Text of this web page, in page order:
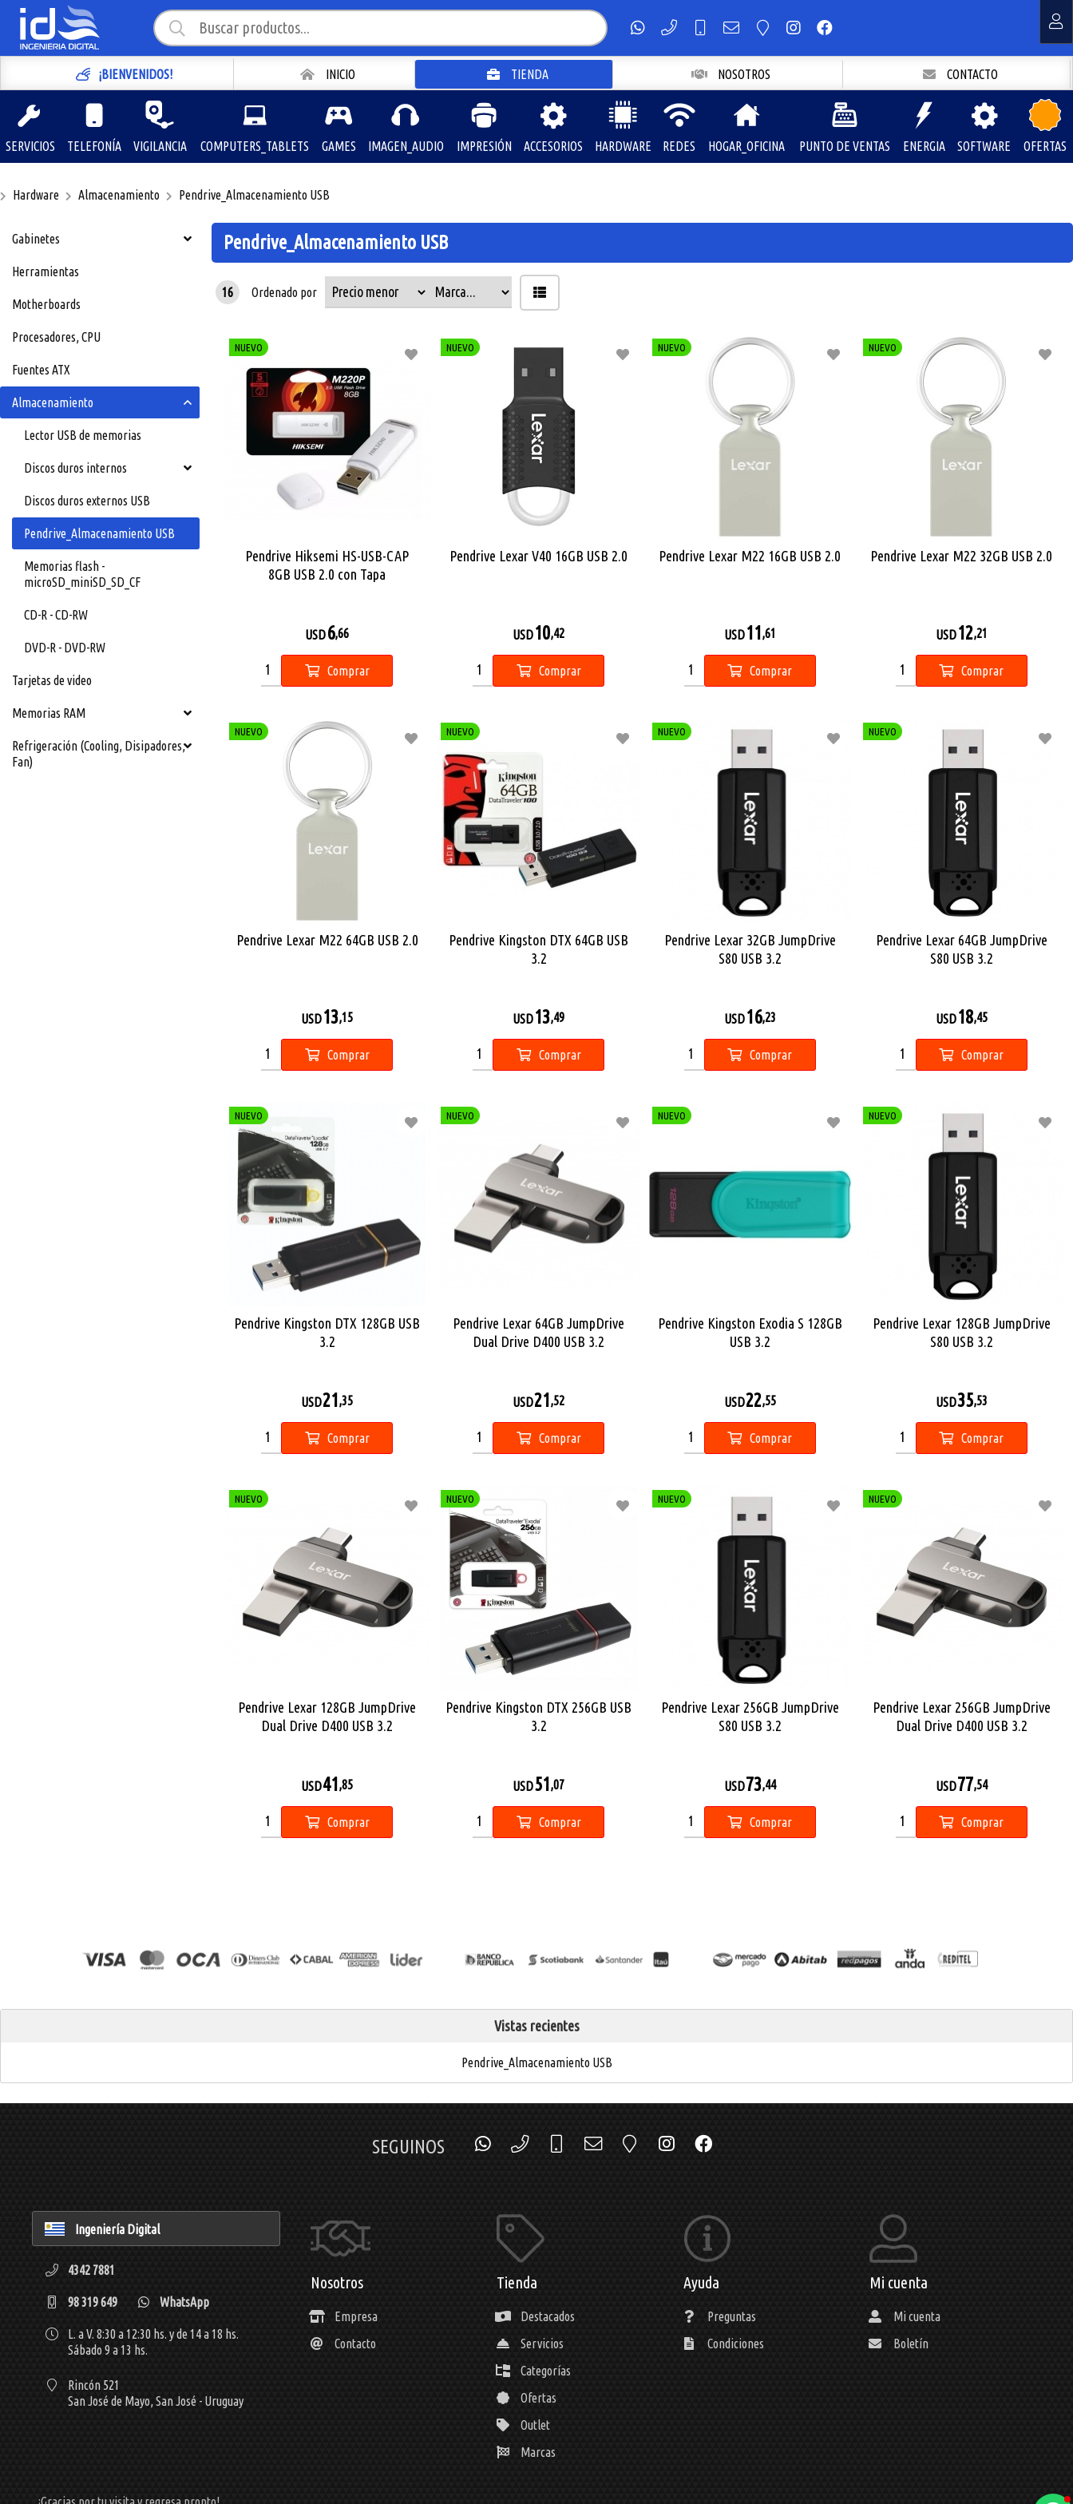
¡BIENVENIDOS! INICIO TIENDA NOSOTROS CONTACTO
SERVICIOS TELEFONÍA VIGILANCIA COMPUTERS_TABLETS GAMES IMAGEN_AUDIO IMPRESIÓN ACCESORIOS HARDWARE REDES HOGAR_OFICINA PUNTO DE VENTAS ENERGIA SOFTWARE OFERTAS
Hardware Almacenamiento Pendrive_Almacenamiento USB
Gabinetes
Herramientas
Motherboards
Procesadores, CPU
Fuentes ATX
Almacenamiento
Lector USB de memorias
Discos duros internos
Discos duros externos USB
Pendrive_Almacenamiento USB
Memorias flash -
microSD_miniSD_SD_CF
CD-R - CD-RW
DVD-R - DVD-RW
Tarjetas de video
Memorias RAM
Refrigeración (Cooling, Disipadores,
Fan)
Pendrive_Almacenamiento USB
16 Ordenado por
NUEVO
Pendrive Hiksemi HS-USB-CAP
8GB USB 2.0 con Tapa
USD6,66
Comprar
NUEVO
Pendrive Lexar V40 16GB USB 2.0
USD10,42
Comprar
NUEVO
Pendrive Lexar M22 16GB USB 2.0
USD11,61
Comprar
NUEVO
Pendrive Lexar M22 32GB USB 2.0
USD12,21
Comprar
NUEVO
Pendrive Lexar M22 64GB USB 2.0
USD13,15
Comprar
NUEVO
Pendrive Kingston DTX 64GB USB
3.2
USD13,49
Comprar
NUEVO
Pendrive Lexar 32GB JumpDrive
S80 USB 3.2
USD16,23
Comprar
NUEVO
Pendrive Lexar 64GB JumpDrive
S80 USB 3.2
USD18,45
Comprar
NUEVO
Pendrive Kingston DTX 128GB USB
3.2
USD21 ,35
Comprar
NUEVO
Pendrive Lexar 64GB JumpDrive
Dual Drive D400 USB 3.2
USD21 ,52
Comprar
NUEVO
Pendrive Kingston Exodia S 128GB
USB 3.2
USD22,55
Comprar
NUEVO
Pendrive Lexar 128GB JumpDrive
S80 USB 3.2
USD35,53
Comprar
NUEVO
Pendrive Lexar 128GB JumpDrive
Dual Drive D400 USB 3.2
USD41 ,85
Comprar
NUEVO
Pendrive Kingston DTX 256GB USB
3.2
USD51 ,07
Comprar
NUEVO
Pendrive Lexar 256GB JumpDrive
S80 USB 3.2
USD73,44
Comprar
NUEVO
Pendrive Lexar 256GB JumpDrive
Dual Drive D400 USB 3.2
USD77,54
Comprar
Vistas recientes
Pendrive_Almacenamiento USB
SEGUINOS
Ingeniería Digital
4342 7881
98 319 649 WhatsApp
L. a V. 8:30 a 12:30 hs. y de 14 a 18 hs.
Sábado 9 a 13 hs.
Rincón 521
San José de Mayo,San José - Uruguay
Nosotros
Empresa
Contacto
Tienda
Destacados
Servicios
Categorías
Ofertas
Outlet
Marcas
Ayuda
Preguntas
Condiciones
Mi cuenta
Mi cuenta
Boletín